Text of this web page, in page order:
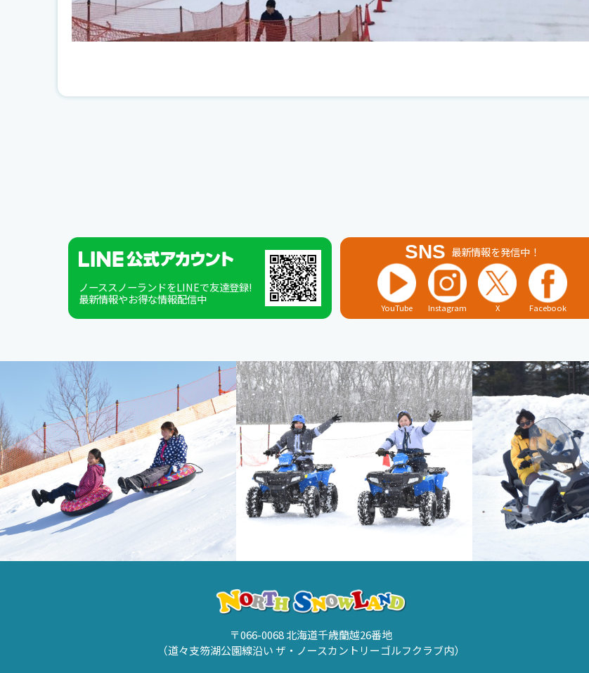
ノーススノーランドをLINEで友達登録!
最新情報やお得な情報配信中
SNS 最新情報を発信中！
YouTube Instagram X Facebook
〒066-0068 北海道千歳蘭越26番地
（道々支笏湖公園線沿い ザ・ノースカントリーゴルフクラブ内）